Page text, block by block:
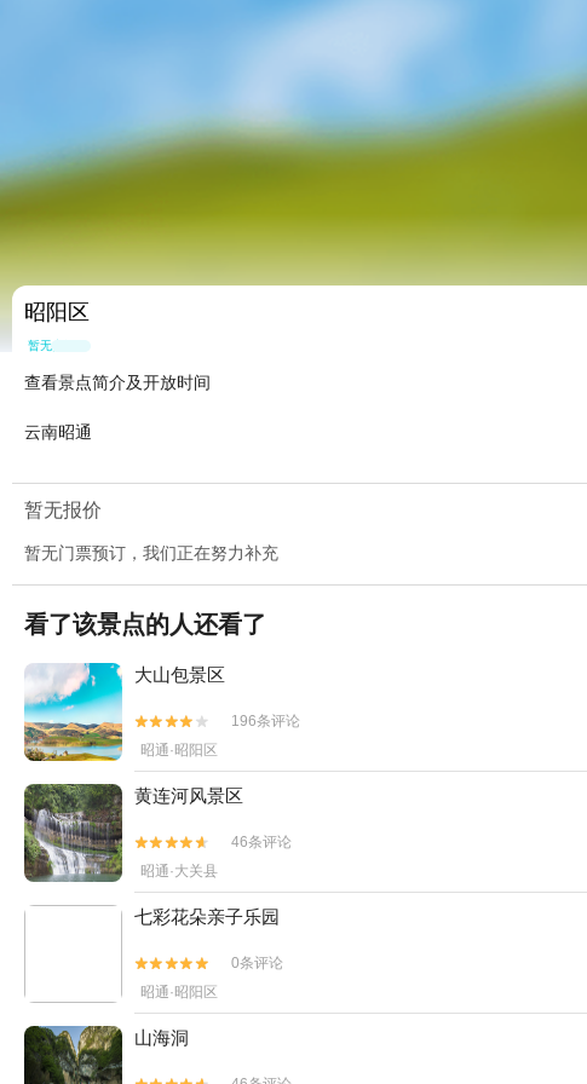
昭阳区
暂无点评
查看景点简介及开放时间
云南昭通
暂无报价
暂无门票预订，我们正在努力补充
看了该景点的人还看了
大山包景区


196条评论
昭通·昭阳区
黄连河风景区


46条评论
昭通·大关县
七彩花朵亲子乐园


0条评论
昭通·昭阳区
山海洞